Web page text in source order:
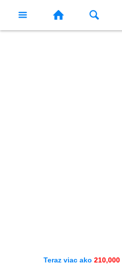
Teraz viac ako 210,000